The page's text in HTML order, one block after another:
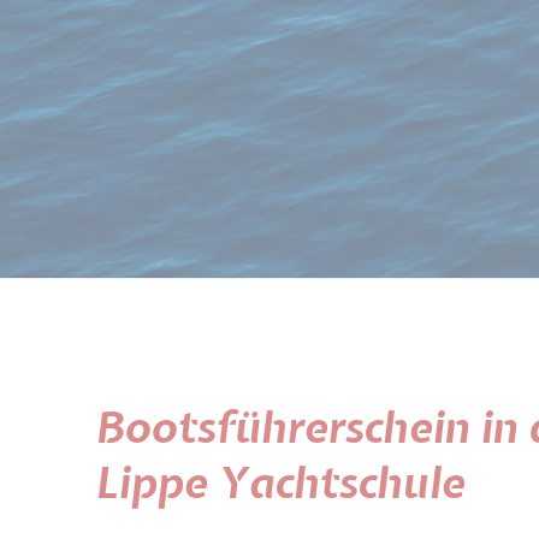
Bootsführerschein in
Lippe Yachtschule